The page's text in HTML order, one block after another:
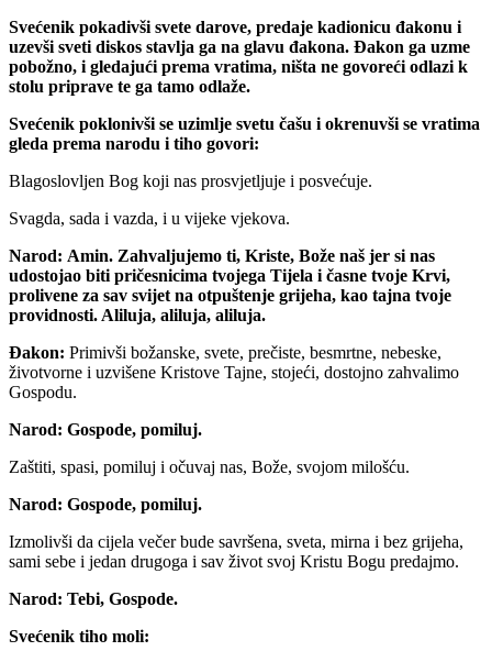
Svećenik pokadivši svete darove, predaje kadionicu đakonu i
uzevši sveti diskos stavlja ga na glavu đakona. Đakon ga uzme
pobožno, i gledajući prema vratima, ništa ne govoreći odlazi k
stolu priprave te ga tamo odlaže.
Svećenik poklonivši se uzimlje svetu čašu i okrenuvši se vratima
gleda prema narodu i tiho govori:
Blagoslovljen Bog koji nas prosvjetljuje i posvećuje.
Svagda, sada i vazda, i u vijeke vjekova.
Narod: Amin. Zahvaljujemo ti, Kriste, Bože naš jer si nas
udostojao biti pričesnicima tvojega Tijela i časne tvoje Krvi,
prolivene za sav svijet na otpuštenje grijeha, kao tajna tvoje
providnosti. Aliluja, aliluja, aliluja.
Đakon: Primivši božanske, svete, prečiste, besmrtne, nebeske,
životvorne i uzvišene Kristove Tajne, stojeći, dostojno zahvalimo
Gospodu.
Narod: Gospode, pomiluj.
Zaštiti, spasi, pomiluj i očuvaj nas, Bože, svojom milošću.
Narod: Gospode, pomiluj.
Izmolivši da cijela večer bude savršena, sveta, mirna i bez grijeha,
sami sebe i jedan drugoga i sav život svoj Kristu Bogu predajmo.
Narod: Tebi, Gospode.
Svećenik tiho moli: